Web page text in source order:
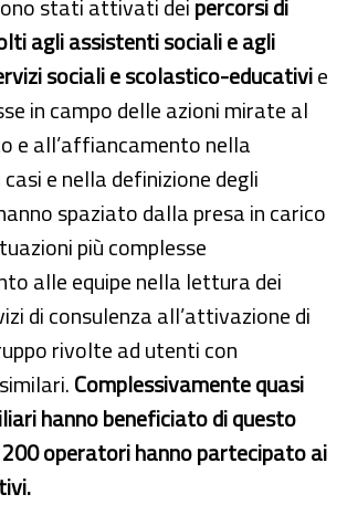
stati attivati deipercorsi di
agli assistenti sociali e agli
sociali e scolastico-educativie
in campo delle azioni mirate al
e all’affiancamento nella
e nella definizione degli
spaziato dalla presa in carico
più complesse
alle equipe nella lettura dei
di consulenza all’attivazione di
rivolte ad utenti con
Complessivamente quasi
hanno beneficiato di questo
200 operatori hanno partecipato ai